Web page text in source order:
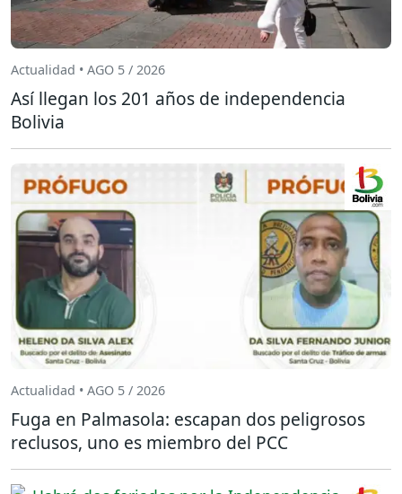
Actualidad • AGO 5 / 2026
Así llegan los 201 años de independencia
Bolivia
Actualidad • AGO 5 / 2026
Fuga en Palmasola: escapan dos peligrosos
reclusos, uno es miembro del PCC